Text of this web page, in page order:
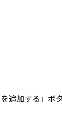
追加する」ボ